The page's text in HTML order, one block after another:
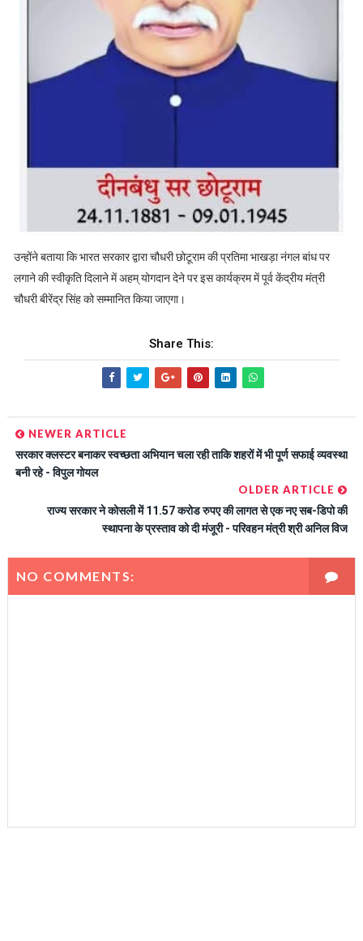
उन्होंने बताया कि भारत सरकार द्वारा चौधरी छोटूराम की प्रतिमा भाखड़ा नंगल बांध पर
लगाने की स्वीकृति दिलाने में अहम् योगदान देने पर इस कार्यक्रम में पूर्व केंद्रीय मंत्री
चौधरी बीरेंद्र सिंह को सम्मानित किया जाएगा।
Share This:
NEWER ARTICLE
सरकार क्लस्टर बनाकर स्वच्छता अभियान चला रही ताकि शहरों में भी पूर्ण सफाई व्यवस्था
बनी रहे - विपुल गोयल
OLDER ARTICLE
राज्य सरकार ने कोसली में 11.57 करोड रुपए की लागत से एक नए सब-डिपो की
स्थापना के प्रस्ताव को दी मंजूरी - परिवहन मंत्री श्री अनिल विज
NO COMMENTS: